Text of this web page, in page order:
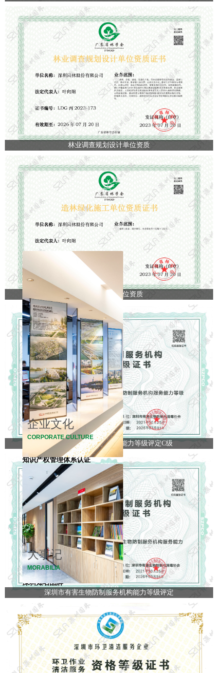
林业调查规划设计单位资质
造林绿化施工单位资质
深圳市白蚁防制服务机构能力等级评定C级
深圳市有害生物防制服务机构能力等级评定
企业文化
CORPORATE CULTURE
大事记
MORABILIA
质量管理体系认证
环境管理体系认证
职业健康安全管理体系认证
企业诚信管理体系认证
社会责任管理体系认证
生活垃圾分类服务能力体系认
证
商品售后服务管理体系认证
知识产权管理体系认证
广东省园林绿化行业诚信等级
手册5A级
专精特新中小企业
创新型中小企业
国家级高新技术企业
深圳知名品牌